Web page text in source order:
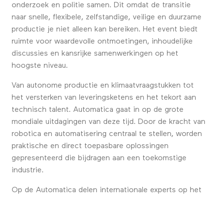
onderzoek en politie samen. Dit omdat de transitie
naar snelle, flexibele, zelfstandige, veilige en duurzame
productie je niet alleen kan bereiken. Het event biedt
ruimte voor waardevolle ontmoetingen, inhoudelijke
discussies en kansrijke samenwerkingen op het
hoogste niveau.
Van autonome productie en klimaatvraagstukken tot
het versterken van leveringsketens en het tekort aan
technisch talent. Automatica gaat in op de grote
mondiale uitdagingen van deze tijd. Door de kracht van
robotica en automatisering centraal te stellen, worden
praktische en direct toepasbare oplossingen
gepresenteerd die bijdragen aan een toekomstige
industrie.
Op de Automatica delen internationale experts op het